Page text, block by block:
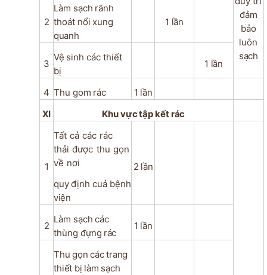
đảm
bảo
luôn
sạch
2
Làm sạch rãnh
thoát nổi xung
quanh
1 lần
3
Vệ sinh các thiết
bị
1 lần
4 Thu gom rác 1 lần
XI
Khuvựctập kết rác
1
Tất cả các rác
thải được thu gọn
về nơi
quyđịnh cuả bệnh
viện
2 lần
2
Làm sạch các
thùng đựng rác
1 lần
Thu gọn cáctrang
thiết bị làm sạch